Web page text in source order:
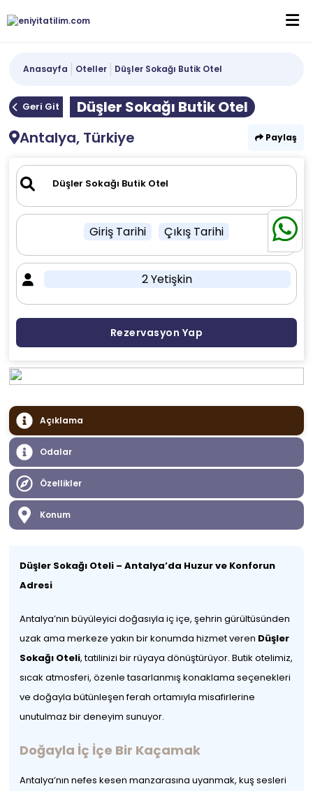
Anasayfa Oteller Düşler Sokağı Butik Otel
Geri Git
Düşler Sokağı Butik Otel
Antalya, Türkiye
Paylaş
Giriş Tarihi Çıkış Tarihi
2 Yetişkin
Rezervasyon Yap
Açıklama
Odalar
Özellikler
Konum
Düşler Sokağı Oteli – Antalya’da Huzur ve Konforun
Adresi
Antalya’nın büyüleyici doğasıyla iç içe, şehrin gürültüsünden
uzak ama merkeze yakın bir konumda hizmet veren Düşler
Sokağı Oteli, tatilinizi bir rüyaya dönüştürüyor. Butik otelimiz,
sıcak atmosferi, özenle tasarlanmış konaklama seçenekleri
ve doğayla bütünleşen ferah ortamıyla misafirlerine
unutulmaz bir deneyim sunuyor.
Doğayla İç İçe Bir Kaçamak
Antalya’nın nefes kesen manzarasına uyanmak, kuş sesleri